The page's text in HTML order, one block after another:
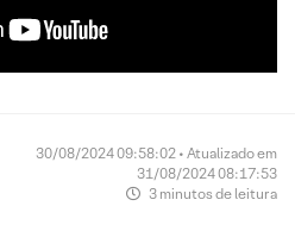
30/08/2024 09:58:02 • Atualizado em
31/08/2024 08:17:53
3 minutos de leitura